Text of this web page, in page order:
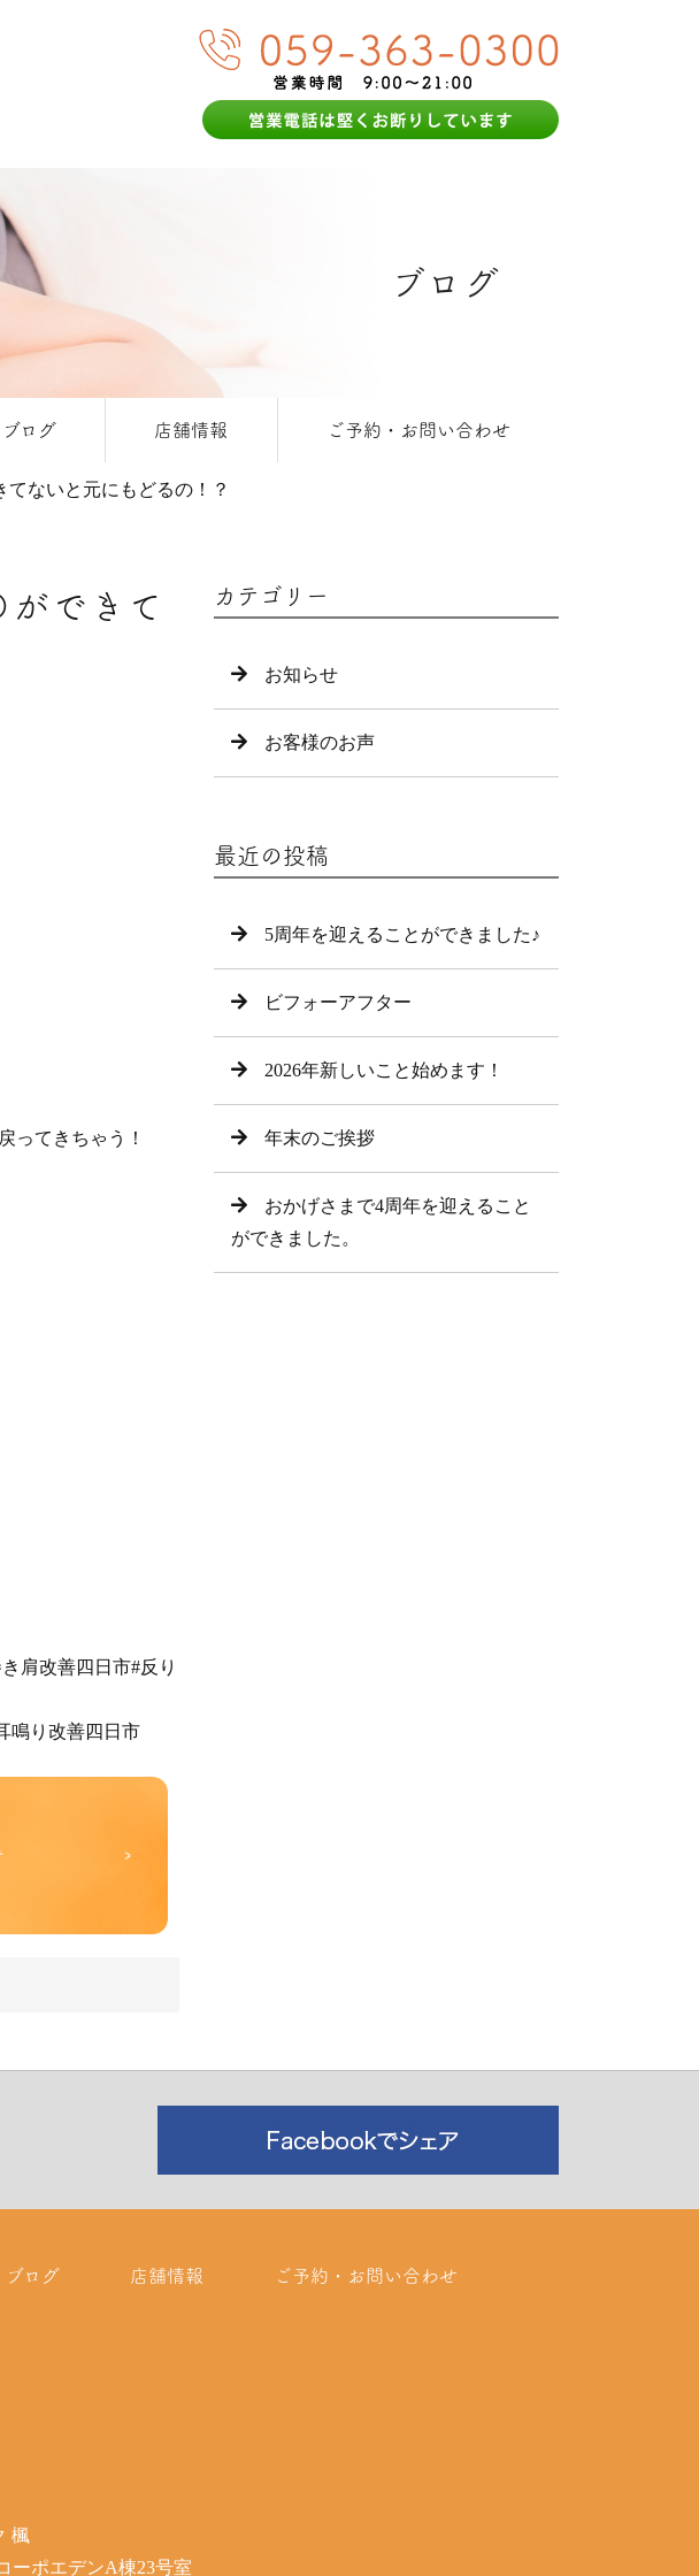
ブログ
ブログ 店舗情報 ご予約・お問い合わせ
ないと元にもどるの！？
できて
ってきちゃう！
肩改善四日市#反り
鳴り改善四日市
カテゴリー
お知らせ
お客様のお声
最近の投稿
5周年を迎えることができました♪
ビフォーアフター
2026年新しいこと始めます！
年末のご挨拶
おかげさまで4周年を迎えること
ができました。
ブログ 店舗情報 ご予約・お問い合わせ
楓
ポエデンA棟23号室